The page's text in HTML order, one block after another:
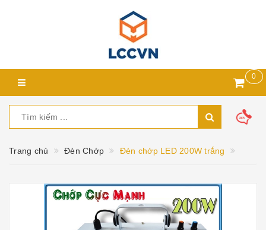
0
Trang chủ Đèn Chớp Đèn chớp LED 200W trắng